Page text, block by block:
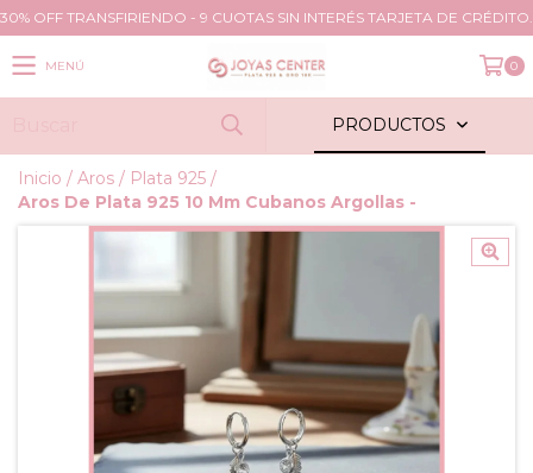
30% OFF TRANSFIRIENDO - 9 CUOTAS SIN INTERÉS TARJETA DE CRÉDITO.
MENÚ 0
PRODUCTOS
Inicio / Aros / Plata 925 /
Aros De Plata 925 10 Mm Cubanos Argollas -